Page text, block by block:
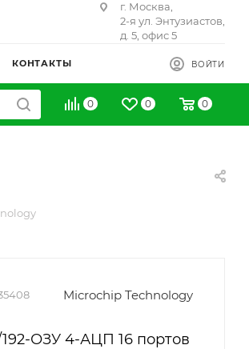
г. Москва,
2-я ул. Энтузиастов,
д. 5, офис 5
КОНТАКТЫ ВОЙТИ
0 0 0
Microchip Technology
ОЗУ 4-АЦП 16 портов